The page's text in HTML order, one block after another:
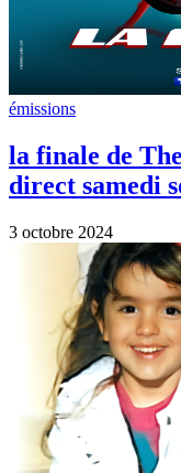
émissions
la finale de
direct samedi
3 octobre 2024